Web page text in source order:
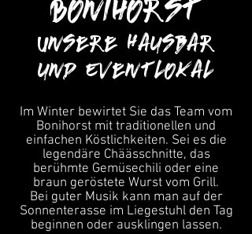
Bonihorst
Unsere Hausbar
und Eventlokal
Im Winter bewirtet Sie das Team vom
Bonihorst mit traditionellen und
einfachen Köstlichkeiten. Sei es die
legendäre Chäässchnitte, das
berühmte Gemüsechili oder eine
braun geröstete Wurst vom Grill.
Bei guter Musik kann man auf der
Sonnenterasse im Liegestuhl den Tag
beginnen oder ausklingen lassen.